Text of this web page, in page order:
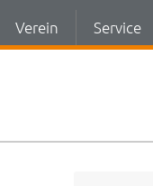
Verein Service